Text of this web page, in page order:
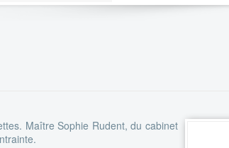
Maître Sophie Rudent, du cabinet